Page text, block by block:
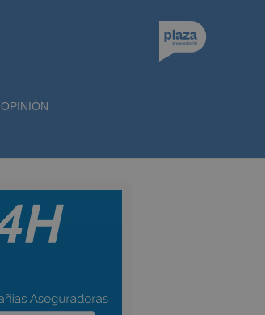
OPINIÓN